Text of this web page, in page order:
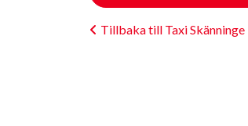
Tillbaka till Taxi Skänninge